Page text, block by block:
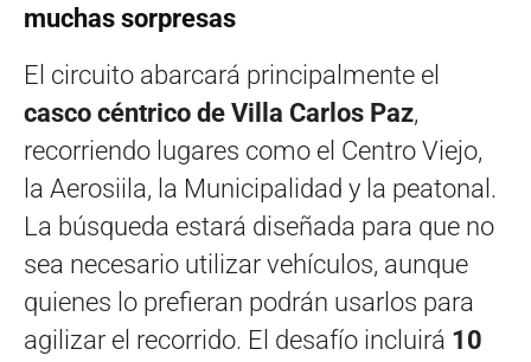
muchas sorpresas
El circuito abarcará principalmente el
casco céntrico de Villa Carlos Paz,
recorriendo lugares como el Centro Viejo,
la Aerosiila, la Municipalidad y la peatonal.
La búsqueda estará diseñada para que no
sea necesario utilizar vehículos, aunque
quienes lo prefieran podrán usarlos para
agilizar el recorrido. El desafío incluirá 10